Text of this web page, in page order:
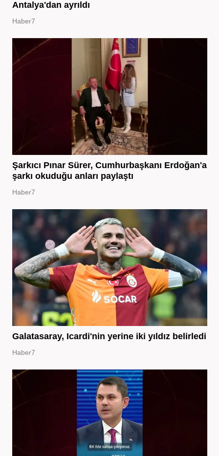
Antalya'dan ayrıldı
Haber7
Şarkıcı Pınar Sürer, Cumhurbaşkanı Erdoğan'a
şarkı okuduğu anları paylaştı
Haber7
Galatasaray, Icardi'nin yerine iki yıldız belirledi
Haber7